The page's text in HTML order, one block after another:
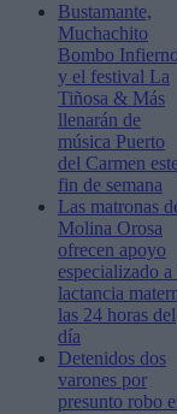
Bustamante,
Muchachito
Bombo Infierno
y el festival La
Tiñosa & Más
llenarán de
música Puerto
del Carmen
fin de semana
Las matronas
Molina Orosa
ofrecen apoyo
especializado a
lactancia
las 24 horas del
día
Detenidos dos
varones por
presunto robo